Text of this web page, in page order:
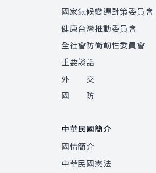
國家氣候變遷對策委員會
健康台灣推動委員會
全社會防衛韌性委員會
重要談話
外 交
國 防
中華民國簡介
國情簡介
中華民國憲法